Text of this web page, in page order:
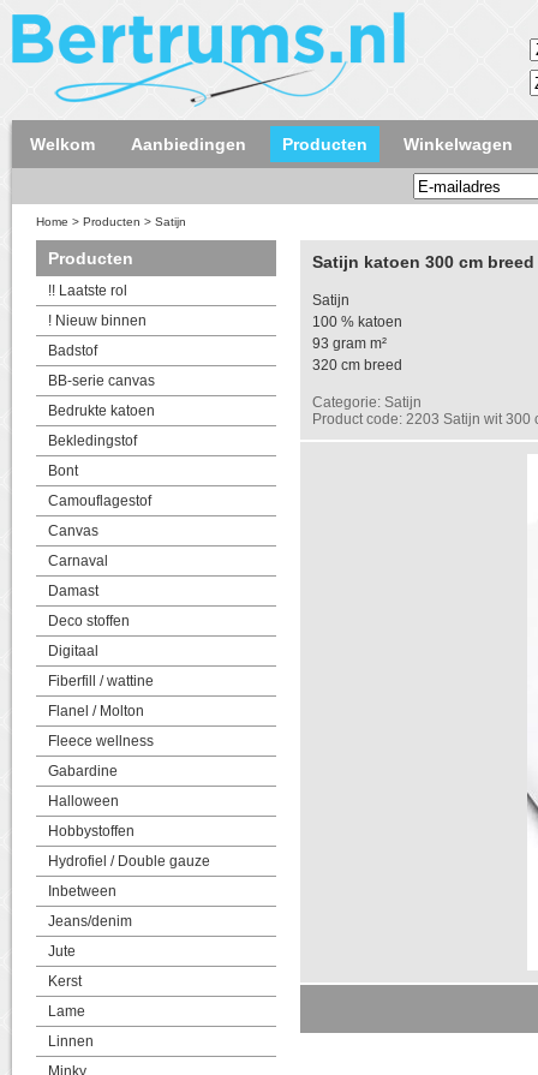
Welkom Aanbiedingen Producten Winkelwagen
Home > Producten > Satijn
Producten
!! Laatste rol
! Nieuw binnen
Badstof
BB-serie canvas
Bedrukte katoen
Bekledingstof
Bont
Camouflagestof
Canvas
Carnaval
Damast
Deco stoffen
Digitaal
Fiberfill / wattine
Flanel / Molton
Fleece wellness
Gabardine
Halloween
Hobbystoffen
Hydrofiel / Double gauze
Inbetween
Jeans/denim
Jute
Kerst
Lame
Linnen
Minky
Satijn katoen 300 cm breed
Satijn
100 % katoen
93 gram m²
320 cm breed
Categorie: Satijn
Product code: 2203 Satijn wit 300